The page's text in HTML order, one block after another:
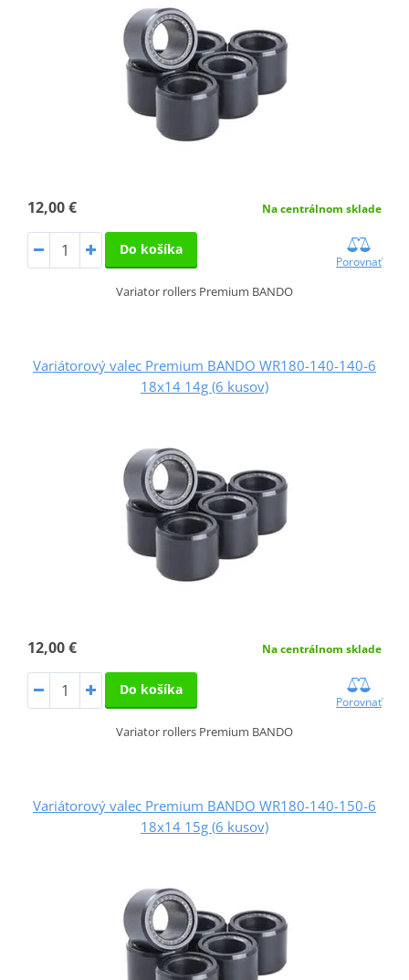
12,00 € Na centrálnom sklade
Do košíka
Porovnať
Variator rollers Premium BANDO
Variátorový valec Premium BANDO WR180-140-140-6
18x14 14g (6 kusov)
12,00 € Na centrálnom sklade
Do košíka
Porovnať
Variator rollers Premium BANDO
Variátorový valec Premium BANDO WR180-140-150-6
18x14 15g (6 kusov)